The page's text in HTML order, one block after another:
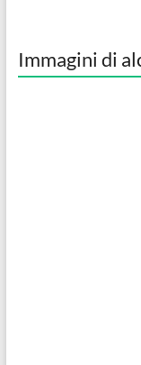
Immagini di